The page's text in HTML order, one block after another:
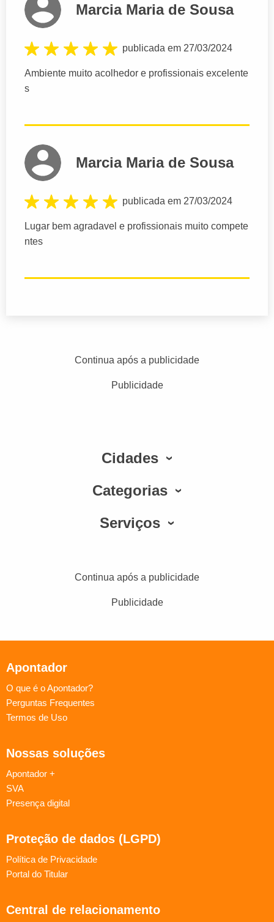
Marcia Maria de Sousa
publicada em 27/03/2024
Ambiente muito acolhedor e profissionais excelente
s
Marcia Maria de Sousa
publicada em 27/03/2024
Lugar bem agradavel e profissionais muito compete
ntes
Continua após a publicidade
Publicidade
Cidades
Categorias
Serviços
Continua após a publicidade
Publicidade
Apontador
O que é o Apontador?
Perguntas Frequentes
Termos de Uso
Nossas soluções
Apontador +
SVA
Presença digital
Proteção de dados (LGPD)
Política de Privacidade
Portal do Titular
Central de relacionamento